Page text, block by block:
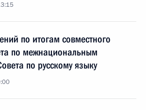
по итогам совместного
по межнациональным
по русскому языку